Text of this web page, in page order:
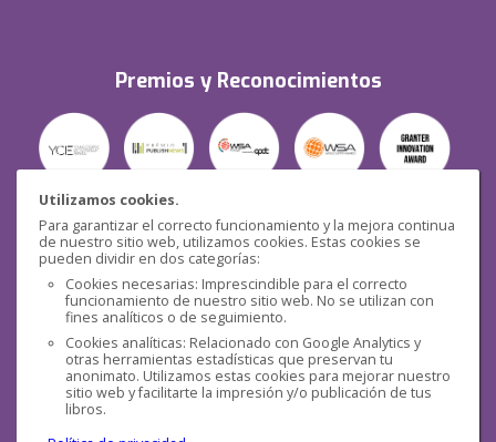
Utilizamos cookies.
Para garantizar el correcto funcionamiento y la mejora continua
de nuestro sitio web, utilizamos cookies. Estas cookies se
pueden dividir en dos categorías:
Cookies necesarias: Imprescindible para el correcto
funcionamiento de nuestro sitio web. No se utilizan con
fines analíticos o de seguimiento.
Cookies analíticas: Relacionado con Google Analytics y
otras herramientas estadísticas que preservan tu
anonimato. Utilizamos estas cookies para mejorar nuestro
sitio web y facilitarte la impresión y/o publicación de tus
libros.
Premios y Reconocimientos
Seguridad
Redes sociales